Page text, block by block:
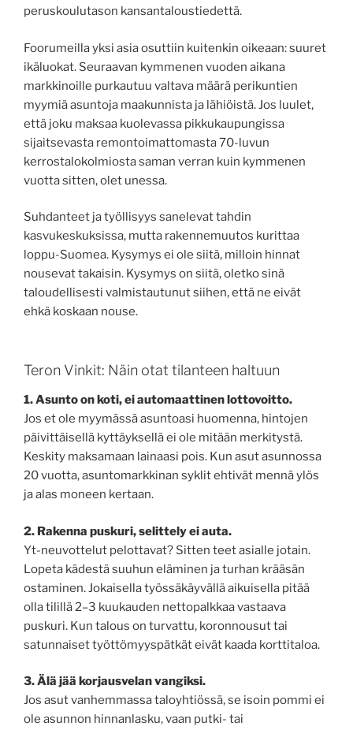
peruskoulutason kansantaloustiedettä.
Foorumeilla yksi asia osuttiin kuitenkin oikeaan: suuret
ikäluokat. Seuraavan kymmenen vuoden aikana
markkinoille purkautuu valtava määrä perikuntien
myymiä asuntoja maakunnista ja lähiöistä. Jos luulet,
että joku maksaa kuolevassa pikkukaupungissa
sijaitsevasta remontoimattomasta 70-luvun
kerrostalokolmiosta saman verran kuin kymmenen
vuotta sitten, olet unessa.
Suhdanteet ja työllisyys sanelevat tahdin
kasvukeskuksissa, mutta rakennemuutos kurittaa
loppu-Suomea. Kysymys ei ole siitä, milloin hinnat
nousevat takaisin. Kysymys on siitä, oletko sinä
taloudellisesti valmistautunut siihen, että ne eivät
ehkä koskaan nouse.
Teron Vinkit: Näin otat tilanteen haltuun
1. Asunto on koti, ei automaattinen lottovoitto.
Jos et ole myymässä asuntoasi huomenna, hintojen
päivittäisellä kyttäyksellä ei ole mitään merkitystä.
Keskity maksamaan lainaasi pois. Kun asut asunnossa
20 vuotta, asuntomarkkinan syklit ehtivät mennä ylös
ja alas moneen kertaan.
2. Rakenna puskuri, selittely ei auta.
Yt-neuvottelut pelottavat? Sitten teet asialle jotain.
Lopeta kädestä suuhun eläminen ja turhan krääsän
ostaminen. Jokaisella työssäkäyvällä aikuisella pitää
olla tilillä 2–3 kuukauden nettopalkkaa vastaava
puskuri. Kun talous on turvattu, koronnousut tai
satunnaiset työttömyyspätkät eivät kaada korttitaloa.
3. Älä jää korjausvelan vangiksi.
Jos asut vanhemmassa taloyhtiössä, se isoin pommi ei
ole asunnon hinnanlasku, vaan putki- tai